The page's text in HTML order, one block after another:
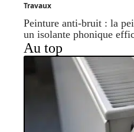
Travaux
Peinture anti-bruit : la
un isolante phonique
Au top